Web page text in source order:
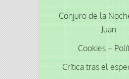
Conjuro de la
Juan
Cookies –
Crítica tras el